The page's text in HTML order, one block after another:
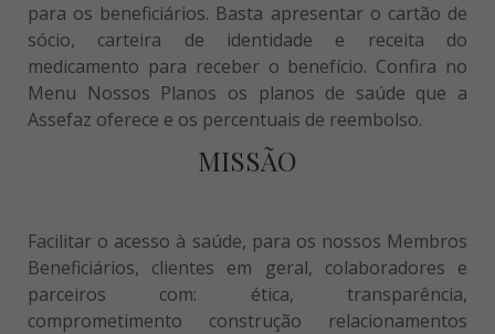
para os beneficiários. Basta apresentar o cartão de
sócio, carteira de identidade e receita do
medicamento para receber o benefício. Confira no
Menu Nossos Planos os planos de saúde que a
Assefaz oferece e os percentuais de reembolso.
MISSÃO
Facilitar o acesso à saúde, para os nossos Membros
Beneficiários, clientes em geral, colaboradores e
parceiros com: ética, transparência,
comprometimento construção relacionamentos